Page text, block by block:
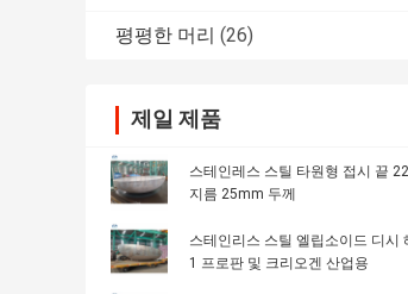
평평한 머리 (26)
제일 제품
스테인레스 스틸 타원형 접시 끝
지름 25mm 두께
스테인리스 스틸 엘립소이드 디시
1 프로판 및 크리오겐 산업용